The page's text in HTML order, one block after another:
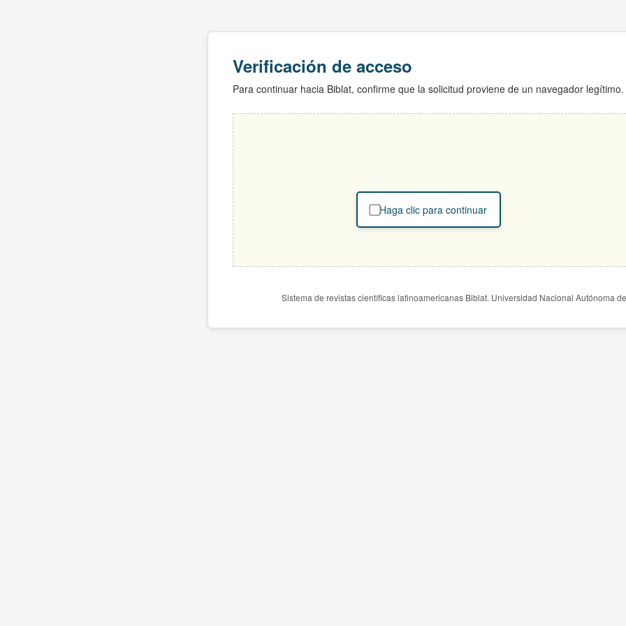
Verificación de acceso
Para continuar hacia Biblat, confirme que la solicitud proviene de un navegador legítimo.
Haga clic para continuar
Sistema de revistas científicas latinoamericanas Biblat. Universidad Nacional Autónoma